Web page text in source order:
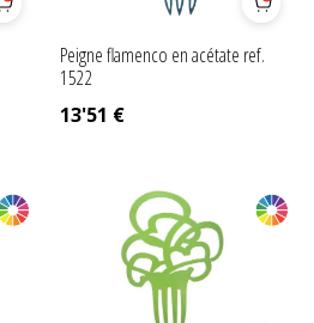
Peigne flamenco en acétate ref.
1522
13'51 €